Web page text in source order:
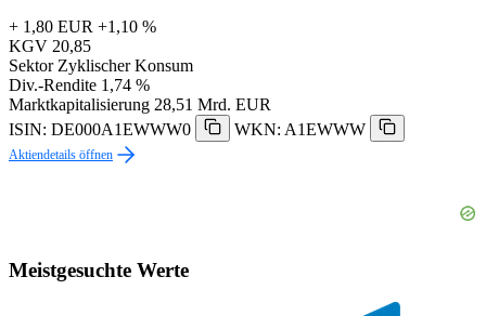
+ 1,80 EUR +1,10 %
KGV 20,85
Sektor Zyklischer Konsum
Div.-Rendite 1,74 %
Marktkapitalisierung 28,51 Mrd. EUR
ISIN: DE000A1EWWW0
WKN: A1EWWW
Aktiendetails öffnen
Meistgesuchte Werte